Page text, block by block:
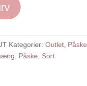
Kategorier:Outlet Påske
Påske Sort